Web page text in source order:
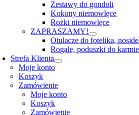
Zestawy do gondoli
Kokony niemowlęce
Rożki niemowlęce
ZAPRASZAMY!
Otulacze do fotelika,
Rogale, poduszki do
Strefa Klienta
Moje konto
Koszyk
Zamówienie
Moje konto
Koszyk
Zamówienie